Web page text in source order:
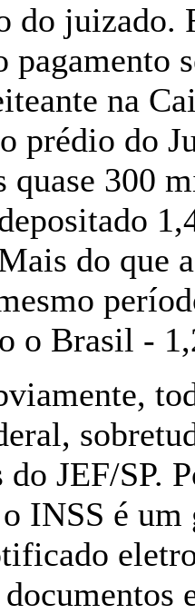
do juizado.
pagamento
na
prédio do
quase 300
do que
o Brasil -
do JEF/SP.
o INSS é